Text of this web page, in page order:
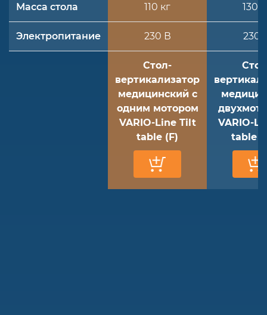
Масса стола 110 кг 130
Электропитание 230 В 230
Стол-
вертикализатор
медицинский с
одним мотором
VARIO-Line Tilt
table (F)
VARIO-
table